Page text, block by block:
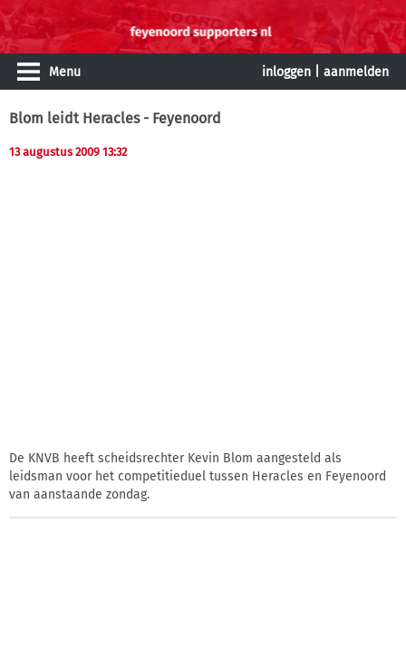
Menu inloggen aanmelden
Blom leidt Heracles - Feyenoord
13 augustus 2009 13:32
De KNVB heeft scheidsrechter Kevin Blom aangesteld als
leidsman voor het competitieduel tussen Heracles en Feyenoord
van aanstaande zondag.